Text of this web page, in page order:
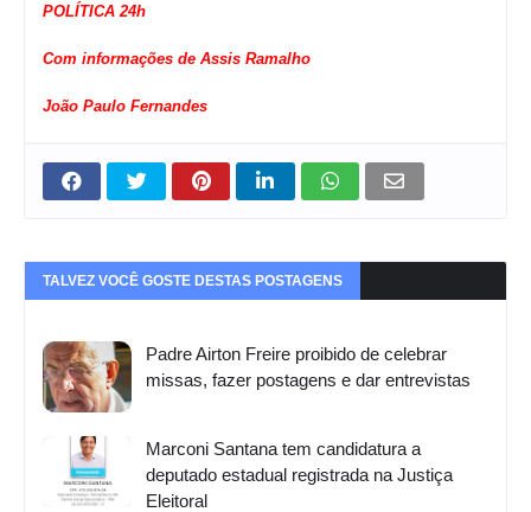
POLÍTICA 24h
Com informações de Assis Ramalho
João Paulo Fernandes
TALVEZ VOCÊ GOSTE DESTAS POSTAGENS
Padre Airton Freire proibido de celebrar
missas, fazer postagens e dar entrevistas
Marconi Santana tem candidatura a
deputado estadual registrada na Justiça
Eleitoral